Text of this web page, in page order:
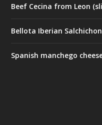
Beef Cecina from Leon
Bellota Iberian
Spanish manchego